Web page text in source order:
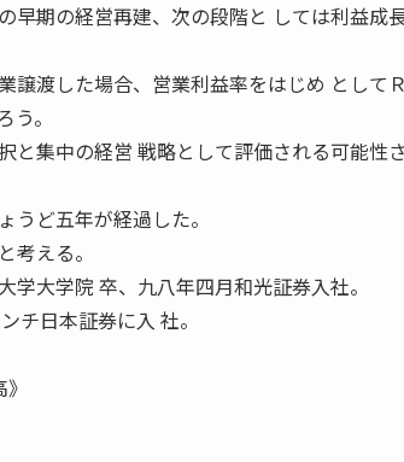
早期の経営再建、次の段階と しては利益成
渡した場合、営業利益率をはじめ としてＲ
。
と集中の経営 戦略として評価される可能性さ
ど五年が経過した。
考える。
大学院 卒、九八年四月和光証券入社。
チ日本証券に入 社。